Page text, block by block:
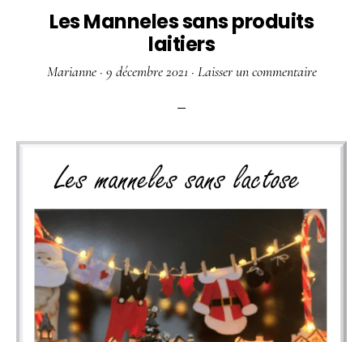
Les Manneles sans produits
laitiers
Marianne· 9 décembre 2021 · Laisser un commentaire